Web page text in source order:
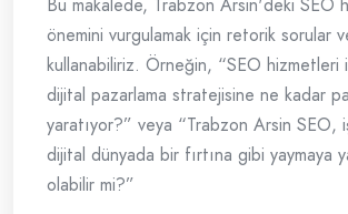
Bu makalede, Trabzon Arsin'deki SEO
önemini vurgulamak için retorik sorular
kullanabiliriz. Örneğin, “SEO hizmetleri
dijital pazarlama stratejisine ne kadar
yaratıyor?” veya “Trabzon Arsin SEO,
dijital dünyada bir fırtına gibi yaymaya
olabilir mi?”